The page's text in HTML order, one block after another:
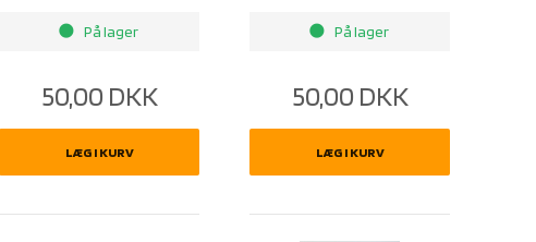
brightness_1 På lager
50,00 DKK
LÆG I KURV
brightness_1 På lager
50,00 DKK
LÆG I KURV